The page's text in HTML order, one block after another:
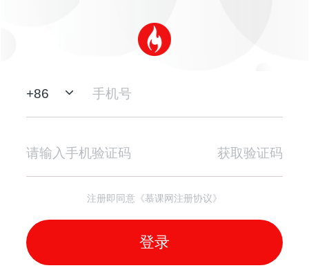
+86
获取验证码
注册即同意《慕课网注册协议》
登录